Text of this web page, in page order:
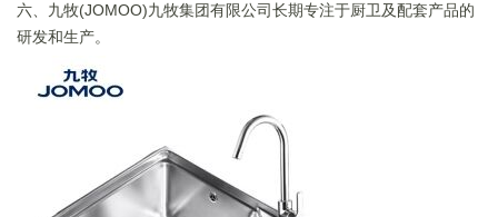
六、九牧(JOMOO)九牧集团有限公司长期专注于厨卫及配套产品的
研发和生产。